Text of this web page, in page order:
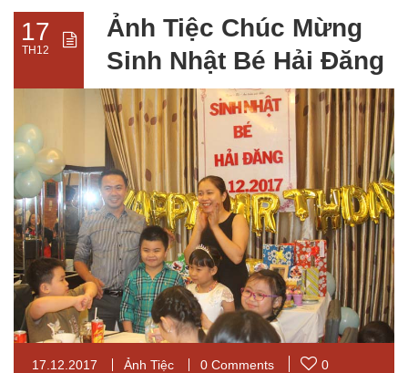
17
TH12
Ảnh Tiệc Chúc Mừng
Sinh Nhật Bé Hải Đăng
17.12.2017 Ảnh Tiệc 0 Comments
0